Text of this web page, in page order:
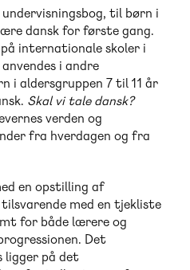
til børn i
dansk for første gang.
internationale skoler i
i andre
i aldersgruppen 7 til 11 år
Skal vi tale dansk?
verden og
fra hverdagen og fra
en opstilling af
med en tjekliste
for både lærere og
Det
ligger på det